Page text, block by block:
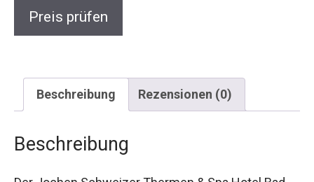
Preis prüfen
Beschreibung Rezensionen (0)
Beschreibung
Der Jochen Schweizer Thermen & Spa Hotel Bad